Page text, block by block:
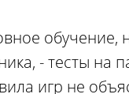
обучение,
- тесты на
игр не